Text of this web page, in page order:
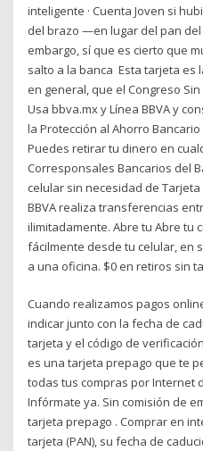
inteligente · Cuenta Joven si
del brazo —en lugar del pan
embargo, sí que es cierto que
salto a la banca Esta tarjeta es
en general, que el Congreso
Usa bbva.mx y Línea BBVA y
la Protección al Ahorro Bancario
Puedes retirar tu dinero en
Corresponsales Bancarios del
celular sin necesidad de
BBVA realiza transferencias
ilimitadamente. Abre tu Abre tu
fácilmente desde tu celular, en
a una oficina. $0 en retiros sin
Cuando realizamos pagos
indicar junto con la fecha de
tarjeta y el código de
es una tarjeta prepago que te
todas tus compras por Internet
Infórmate ya. Sin comisión de
tarjeta prepago . Comprar en
tarjeta (PAN), su fecha de